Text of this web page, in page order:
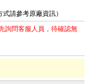
請參考原廠資訊）
詢問客服人員，待確認無